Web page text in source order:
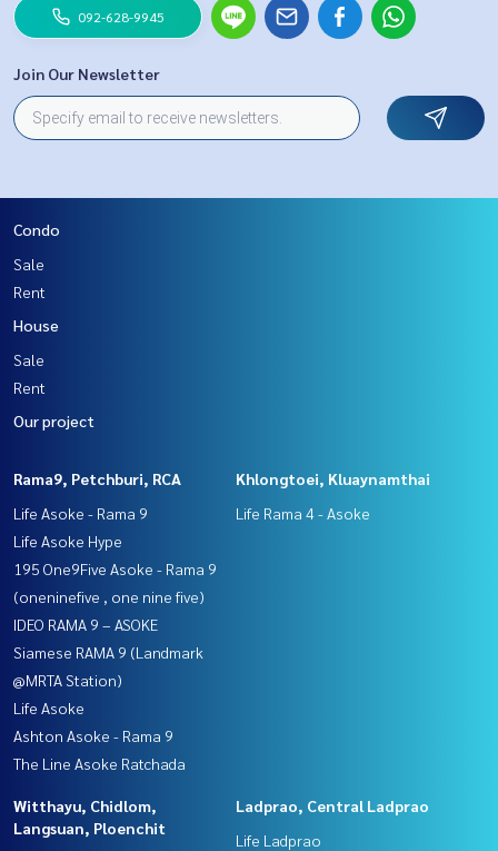
092-628-9945
Join Our Newsletter
Condo
Sale
Rent
House
Sale
Rent
Our project
Rama9, Petchburi, RCA
Life Asoke - Rama 9
Life Asoke Hype
195 One9Five Asoke - Rama 9
(oneninefive , one nine five)
IDEO RAMA 9 – ASOKE
Siamese RAMA 9 (Landmark
@MRTA Station)
Life Asoke
Ashton Asoke - Rama 9
The Line Asoke Ratchada
Khlongtoei, Kluaynamthai
Life Rama 4 - Asoke
Witthayu, Chidlom,
Langsuan, Ploenchit
Ladprao, Central Ladprao
Life Ladprao